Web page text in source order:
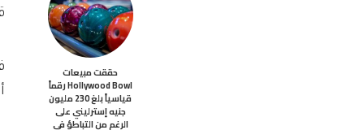
حققت مبيعات
Hollywood Bowl رقماً
قياسياً بلغ 230 مليون
جنيه إسترليني على
الرغم من التباطؤ في